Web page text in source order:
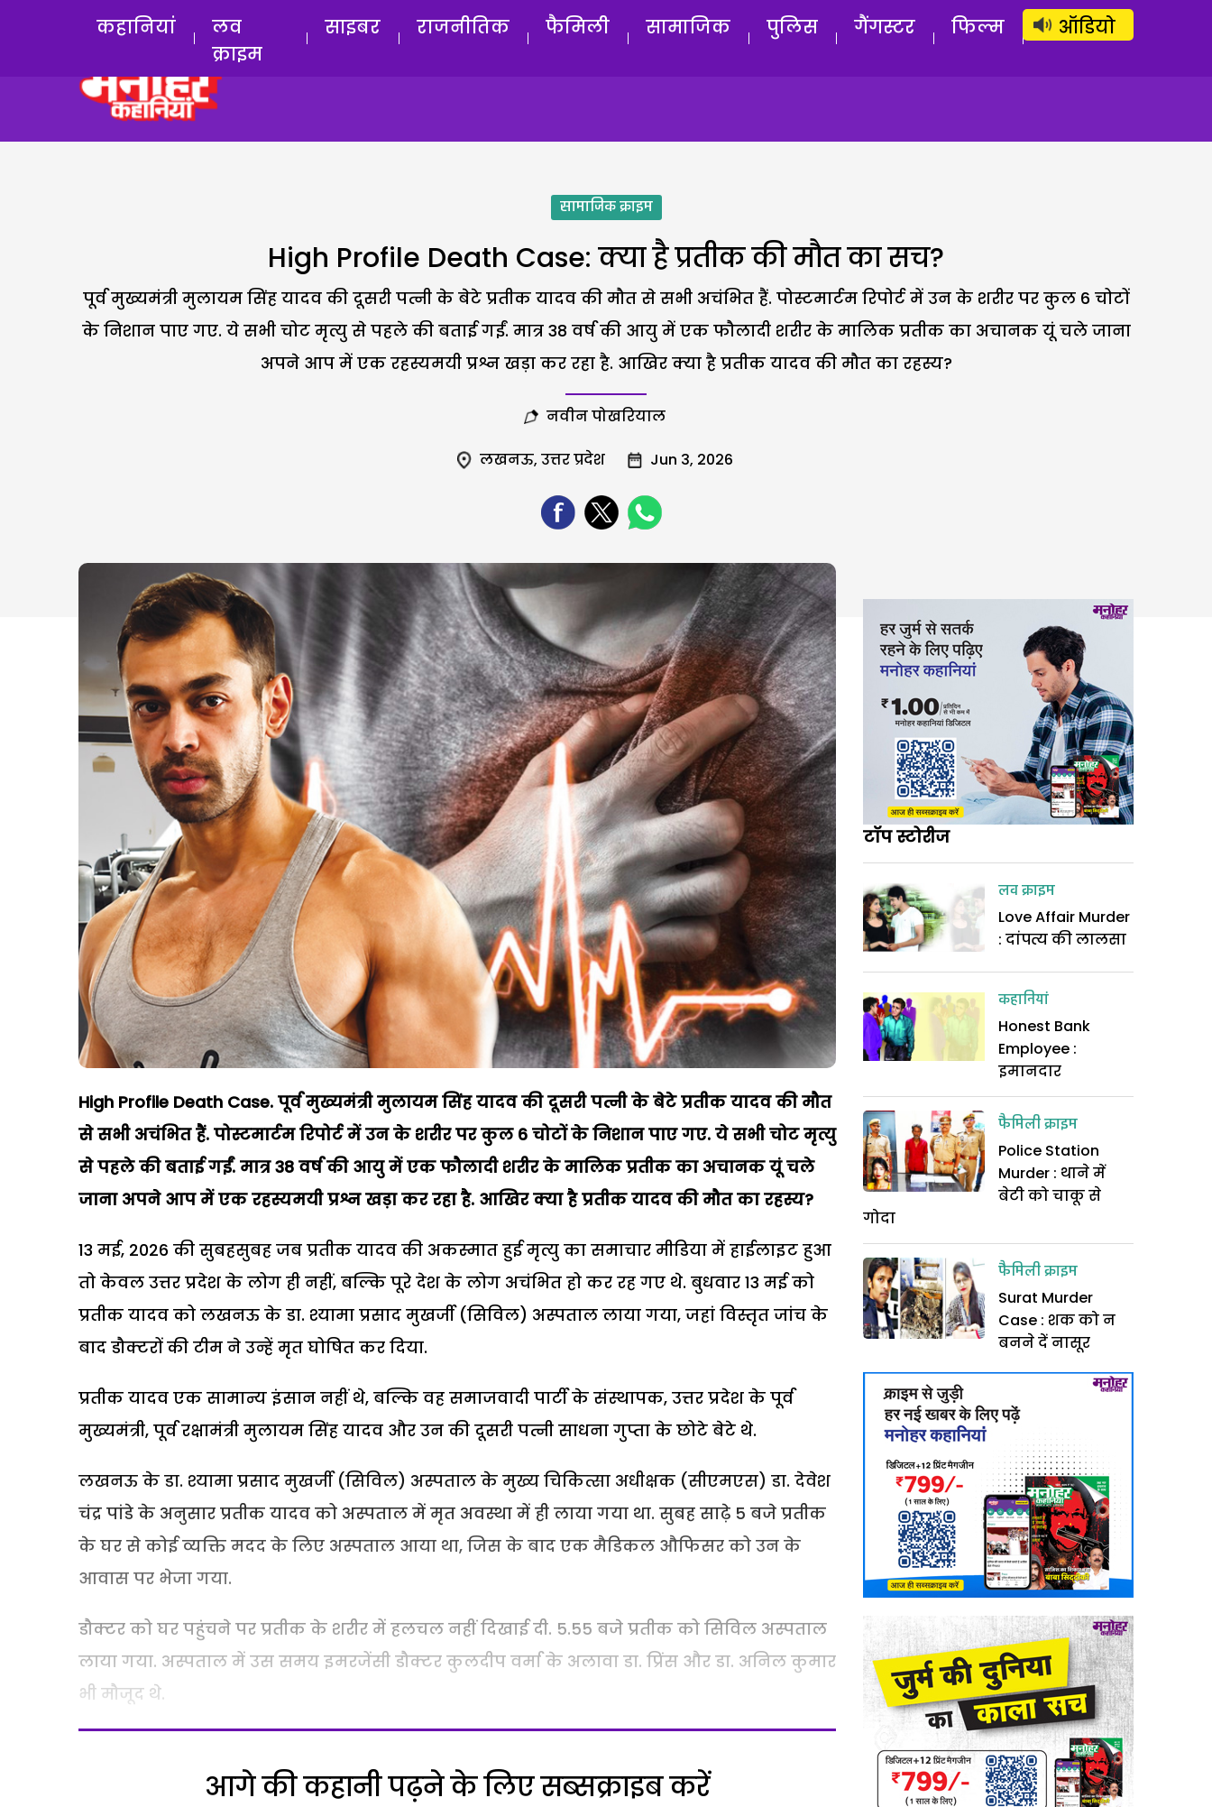
लॉग इन सब्सक्राइब करें
कहानियां
लव
क्राइम
साइबर राजनीतिक फैमिली सामाजिक पुलिस गैंगस्टर फिल्म ऑडियो
सामाजिक क्राइम
High Profile Death Case: क्या है प्रतीक की मौत का सच?
पूर्व मुख्यमंत्री मुलायम सिंह यादव की दूसरी पत्नी के बेटे प्रतीक यादव की मौत से सभी अचंभित हैं. पोस्टमार्टम रिपोर्ट में उन के शरीर पर कुल 6 चोटों
के निशान पाए गए. ये सभी चोट मृत्यु से पहले की बताई गईं. मात्र 38 वर्ष की आयु में एक फौलादी शरीर के मालिक प्रतीक का अचानक यूं चले जाना
अपने आप में एक रहस्यमयी प्रश्न खड़ा कर रहा है. आखिर क्या है प्रतीक यादव की मौत का रहस्य?
नवीन पोखरियाल
लखनऊ, उत्तर प्रदेश Jun 3, 2026
High Profile Death Case. पूर्व मुख्यमंत्री मुलायम सिंह यादव की दूसरी पत्नी के बेटे प्रतीक यादव की मौत
से सभी अचंभित हैं. पोस्टमार्टम रिपोर्ट में उन के शरीर पर कुल6 चोटों के निशान पाए गए. ये सभी चोट मृत्यु
से पहले की बताई गईं. मात्र38 वर्ष की आयु में एक फौलादी शरीर के मालिक प्रतीक का अचानक यूं चले
जाना अपने आप में एक रहस्यमयी प्रश्न खड़ा कर रहा है. आखिर क्या है प्रतीक यादव की मौत का रहस्य?
13 मई, 2026 की सुबहसुबह जब प्रतीक यादव की अकस्मात हुई मृत्यु का समाचार मीडिया में हाईलाइट हुआ
तो केवल उत्तर प्रदेश के लोग ही नहीं, बल्कि पूरे देश के लोग अचंभित हो कर रह गए थे. बुधवार 13 मई को
प्रतीक यादव को लखनऊ के डा. श्यामा प्रसाद मुखर्जी (सिविल) अस्पताल लाया गया, जहां विस्तृत जांच के
बाद डौक्टरों की टीम ने उन्हें मृत घोषित कर दिया.
प्रतीक यादव एक सामान्य इंसान नहीं थे, बल्कि वह समाजवादी पार्टी के संस्थापक, उत्तर प्रदेश के पूर्व
मुख्यमंत्री, पूर्व रक्षामंत्री मुलायम सिंह यादव और उन की दूसरी पत्नी साधना गुप्ता के छोटे बेटे थे.
लखनऊ के डा. श्यामा प्रसाद मुखर्जी (सिविल) अस्पताल के मुख्य चिकित्सा अधीक्षक (सीएमएस) डा. देवेश
चंद्र पांडे के अनुसार प्रतीक यादव को अस्पताल में मृत अवस्था में ही लाया गया था. सुबह साढ़े 5 बजे प्रतीक
के घर से कोई व्यक्ति मदद के लिए अस्पताल आया था, जिस के बाद एक मैडिकल औफिसर को उन के
आवास पर भेजा गया.
डौक्टर को घर पहुंचने पर प्रतीक के शरीर में हलचल नहीं दिखाई दी. 5.55 बजे प्रतीक को सिविल अस्पताल
लाया गया. अस्पताल में उस समय इमरजेंसी डौक्टर कुलदीप वर्मा के अलावा डा. प्रिंस और डा. अनिल कुमार
भी मौजूद थे.
आगे की कहानी पढ़ने के लिए सब्सक्राइब करें
टॉप स्टोरीज
लव क्राइम
Love Affair Murder
: दांपत्य की लालसा
कहानियां
Honest Bank
Employee :
इमानदार
फैमिली क्राइम
Police Station
Murder : थाने में
बेटी को चाकू से
गोदा
फैमिली क्राइम
Surat Murder
Case : शक को न
बनने दें नासूर